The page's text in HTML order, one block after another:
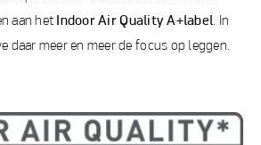
aan het Indoor Air Quality A+label. In
daar meer en meer de focus op leggen.